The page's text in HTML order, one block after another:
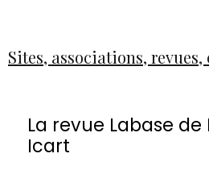
Sites, associations, revues,
La revue Labase de
Icart